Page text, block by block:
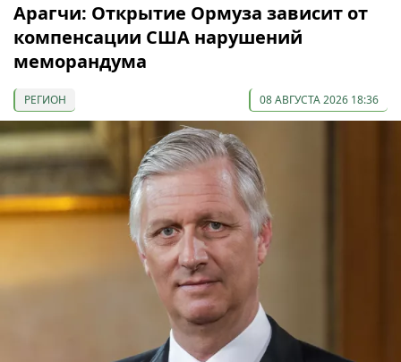
Арагчи: Открытие Ормуза зависит от
компенсации США нарушений
меморандума
РЕГИОН 08 АВГУСТА 2026 18:36